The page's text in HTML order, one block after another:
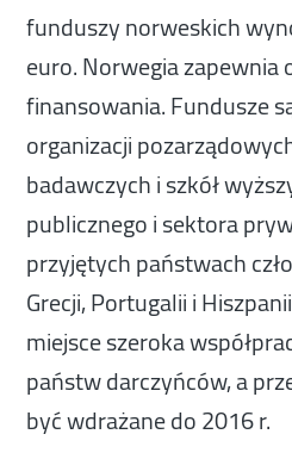
funduszy norweskich
euro. Norwegia zapewnia
finansowania. Fundusze
organizacji
badawczych i szkół
publicznego i sektora
przyjętych państwach
Grecji, Portugalii i
miejsce szeroka
państw darczyńców, a
być wdrażane do 2016 r.